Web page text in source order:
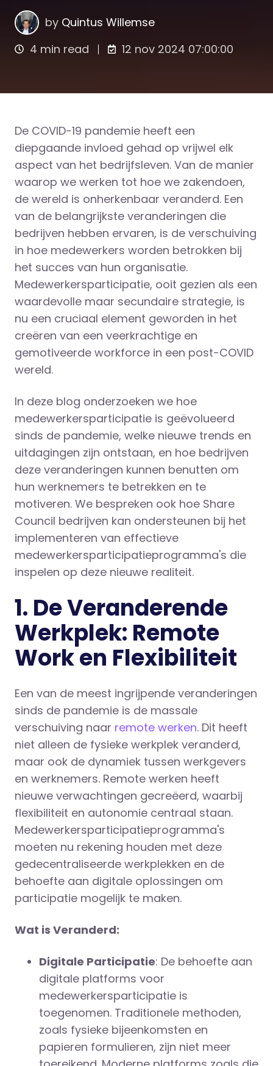
by Quintus Willemse
4 min read
12 nov 2024 07:00:00
De COVID-19 pandemie heeft een
diepgaande invloed gehad op vrijwel elk
aspect van het bedrijfsleven. Van de manier
waarop we werken tot hoe we zakendoen,
de wereld is onherkenbaar veranderd. Een
van de belangrijkste veranderingen die
bedrijven hebben ervaren, is de verschuiving
in hoe medewerkers worden betrokken bij
het succes van hun organisatie.
Medewerkersparticipatie, ooit gezien als een
waardevolle maar secundaire strategie, is
nu een cruciaal element geworden in het
creëren van een veerkrachtige en
gemotiveerde workforce in een post-COVID
wereld.
In deze blog onderzoeken we hoe
medewerkersparticipatie is geëvolueerd
sinds de pandemie, welke nieuwe trends en
uitdagingen zijn ontstaan, en hoe bedrijven
deze veranderingen kunnen benutten om
hun werknemers te betrekken en te
motiveren. We bespreken ook hoe Share
Council bedrijven kan ondersteunen bij het
implementeren van effectieve
medewerkersparticipatieprogramma's die
inspelen op deze nieuwe realiteit.
1. De Veranderende
Werkplek: Remote
Work en Flexibiliteit
Een van de meest ingrijpende veranderingen
sinds de pandemie is de massale
verschuiving naar remote werken. Dit heeft
niet alleen de fysieke werkplek veranderd,
maar ook de dynamiek tussen werkgevers
en werknemers. Remote werken heeft
nieuwe verwachtingen gecreëerd, waarbij
flexibiliteit en autonomie centraal staan.
Medewerkersparticipatieprogramma's
moeten nu rekening houden met deze
gedecentraliseerde werkplekken en de
behoefte aan digitale oplossingen om
participatie mogelijk te maken.
Wat is Veranderd:
Digitale Participatie: De behoefte aan
digitale platforms voor
medewerkersparticipatie is
toegenomen. Traditionele methoden,
zoals fysieke bijeenkomsten en
papieren formulieren, zijn niet meer